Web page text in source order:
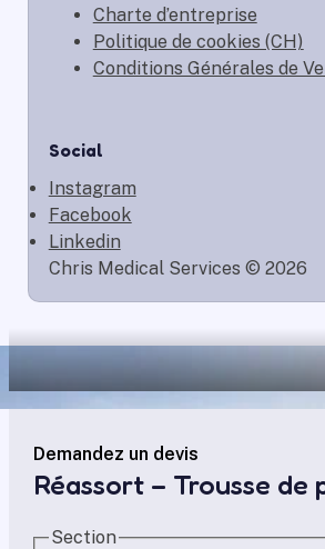
Charte d’entreprise
Politique de cookies (CH)
Conditions Générales de
Social
Instagram
Facebook
Linkedin
Chris Medical Services © 2026
Demandez un devis
Réassort – Trousse de
Section